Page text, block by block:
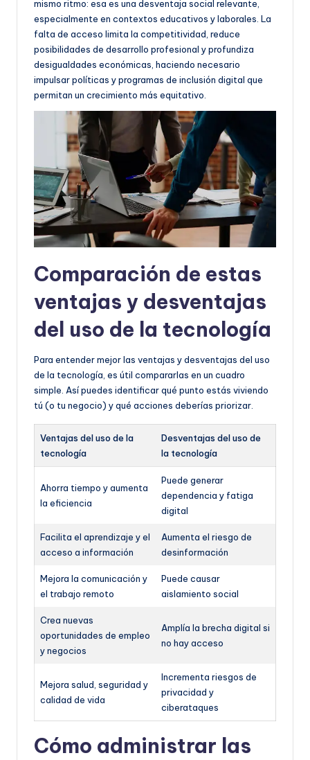
mismo ritmo: esa es una desventaja social relevante,
especialmente en contextos educativos y laborales. La
falta de acceso limita la competitividad, reduce
posibilidades de desarrollo profesional y profundiza
desigualdades económicas, haciendo necesario
impulsar políticas y programas de inclusión digital que
permitan un crecimiento más equitativo.
Comparación de estas
ventajas y desventajas
del uso de la tecnología
Para entender mejor las ventajas y desventajas del uso
de la tecnología, es útil compararlas en un cuadro
simple. Así puedes identificar qué punto estás viviendo
tú (o tu negocio) y qué acciones deberías priorizar.
Ventajas del uso de la
tecnología
Desventajas del uso de
la tecnología
Ahorra tiempo y aumenta
la eficiencia
Puede generar
dependencia y fatiga
digital
Facilita el aprendizaje y el
acceso a información
Aumenta el riesgo de
desinformación
Mejora la comunicación y
el trabajo remoto
Puede causar
aislamiento social
Crea nuevas
oportunidades de empleo
y negocios
Amplía la brecha digital si
no hay acceso
Mejora salud, seguridad y
calidad de vida
Incrementa riesgos de
privacidad y
ciberataques
Cómo administrar las